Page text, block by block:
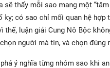
thấy mỗi sao mang một
kỵ; có sao chỉ mối quan hệ
luận giải Cung Nô Bộc
người mà tin, và chọn
ý nghĩa từng nhóm sao khi